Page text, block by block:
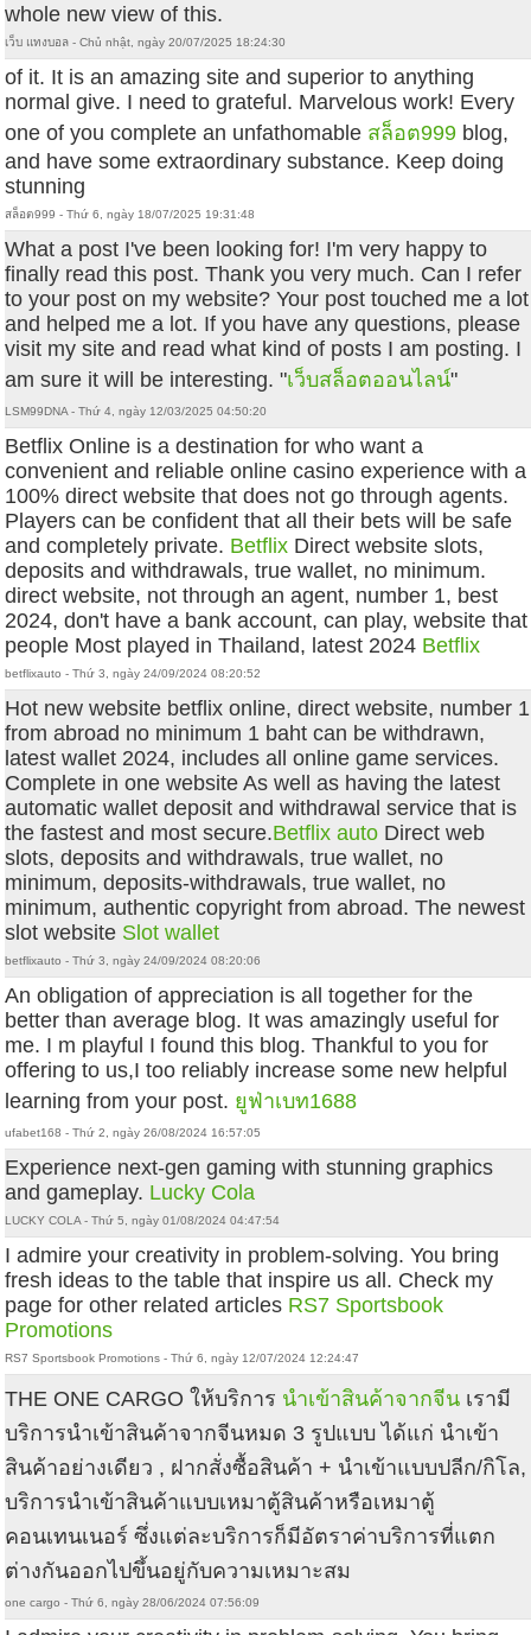
whole new view of this.
เว็บ แทงบอล - Chủ nhật, ngày 20/07/2025 18:24:30
of it. It is an amazing site and superior to anything
normal give. I need to grateful. Marvelous work! Every
one of you complete an unfathomable สล็อต999 blog,
and have some extraordinary substance. Keep doing
stunning
สล็อต999 - Thứ 6, ngày 18/07/2025 19:31:48
What a post I've been looking for! I'm very happy to
finally read this post. Thank you very much. Can I refer
to your post on my website? Your post touched me a lot
and helped me a lot. If you have any questions, please
visit my site and read what kind of posts I am posting. I
am sure it will be interesting. "เว็บสล็อตออนไลน์"
LSM99DNA - Thứ 4, ngày 12/03/2025 04:50:20
Betflix Online is a destination for who want a
convenient and reliable online casino experience with a
100% direct website that does not go through agents.
Players can be confident that all their bets will be safe
and completely private. Betflix Direct website slots,
deposits and withdrawals, true wallet, no minimum.
direct website, not through an agent, number 1, best
2024, don't have a bank account, can play, website that
people Most played in Thailand, latest 2024 Betflix
betflixauto - Thứ 3, ngày 24/09/2024 08:20:52
Hot new website betflix online, direct website, number 1
from abroad no minimum 1 baht can be withdrawn,
latest wallet 2024, includes all online game services.
Complete in one website As well as having the latest
automatic wallet deposit and withdrawal service that is
the fastest and most secure.Betflix auto Direct web
slots, deposits and withdrawals, true wallet, no
minimum, deposits-withdrawals, true wallet, no
minimum, authentic copyright from abroad. The newest
slot website Slot wallet
betflixauto - Thứ 3, ngày 24/09/2024 08:20:06
An obligation of appreciation is all together for the
better than average blog. It was amazingly useful for
me. I m playful I found this blog. Thankful to you for
offering to us,I too reliably increase some new helpful
learning from your post. ยูฟ่าเบท1688
ufabet168 - Thứ 2, ngày 26/08/2024 16:57:05
Experience next-gen gaming with stunning graphics
and gameplay. Lucky Cola
LUCKY COLA - Thứ 5, ngày 01/08/2024 04:47:54
I admire your creativity in problem-solving. You bring
fresh ideas to the table that inspire us all. Check my
page for other related articles RS7 Sportsbook
Promotions
RS7 Sportsbook Promotions - Thứ 6, ngày 12/07/2024 12:24:47
THE ONE CARGO ให้บริการ นำเข้าสินค้าจากจีน เรามี
บริการนำเข้าสินค้าจากจีนหมด 3 รูปแบบ ได้แก่ นำเข้า
สินค้าอย่างเดียว , ฝากสั่งซื้อสินค้า + นำเข้าแบบปลีก/กิโล,
บริการนำเข้าสินค้าแบบเหมาตู้สินค้าหรือเหมาตู้
คอนเทนเนอร์ ซึ่งแต่ละบริการก็มีอัตราค่าบริการที่แตก
ต่างกันออกไปขึ้นอยู่กับความเหมาะสม
one cargo - Thứ 6, ngày 28/06/2024 07:56:09